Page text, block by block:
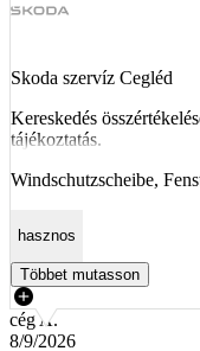
Skoda szervíz Cegléd
Kereskedés
tájékoztatás.
Windschutzscheibe,
hasznos
Többet mutasson
cég A.
8/9/2026